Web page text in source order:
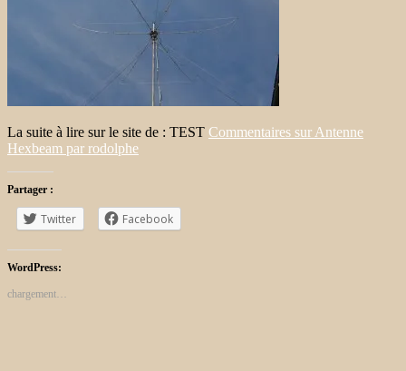
La suite à lire sur le site de : TEST Commentaires sur Antenne
Hexbeam par rodolphe
Partager :
Twitter Facebook
WordPress:
chargement…